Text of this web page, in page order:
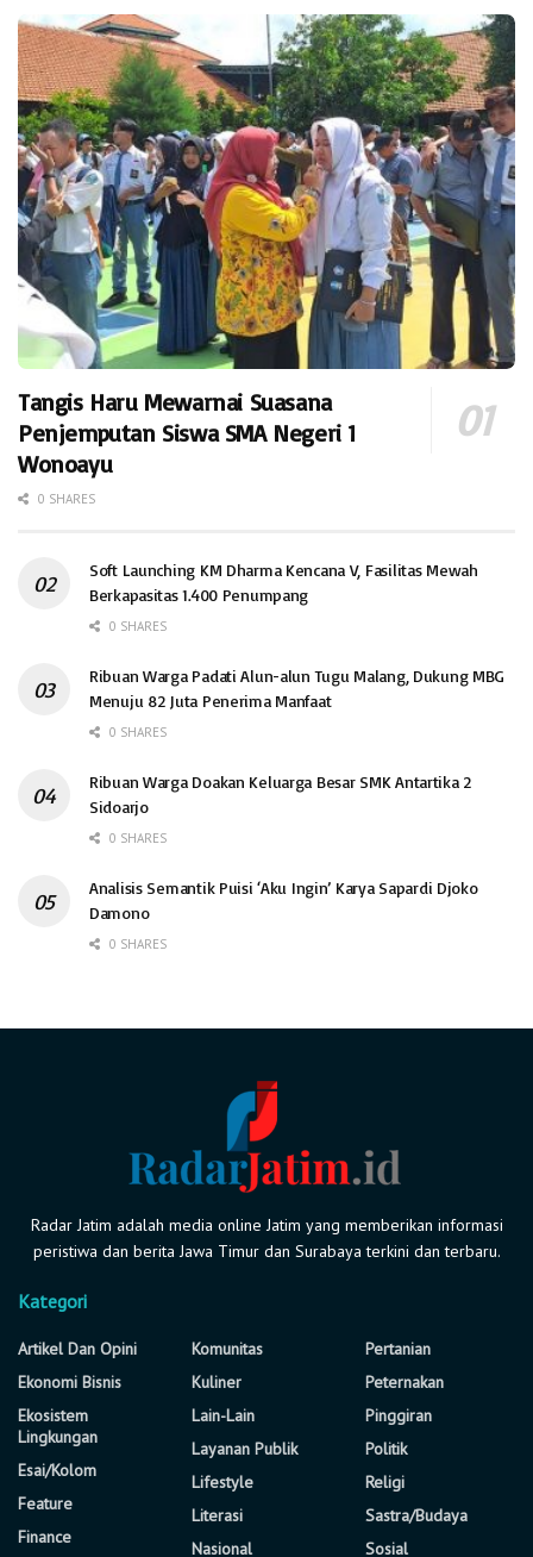
Tangis Haru Mewarnai Suasana
Penjemputan Siswa SMA Negeri 1
Wonoayu
0 SHARES
Soft Launching KM Dharma Kencana V, Fasilitas Mewah
Berkapasitas 1.400 Penumpang
0 SHARES
Ribuan Warga Padati Alun-alun Tugu Malang, Dukung MBG
Menuju 82 Juta Penerima Manfaat
0 SHARES
Ribuan Warga Doakan Keluarga Besar SMK Antartika 2
Sidoarjo
0 SHARES
Analisis Semantik Puisi ‘Aku Ingin’ Karya Sapardi Djoko
Damono
0 SHARES
Radar Jatim adalah media online Jatim yang memberikan informasi
peristiwa dan berita Jawa Timur dan Surabaya terkini dan terbaru.
Kategori
Artikel Dan Opini
Ekonomi Bisnis
Ekosistem
Lingkungan
Esai/Kolom
Feature
Finance
Komunitas
Kuliner
Lain-Lain
Layanan Publik
Lifestyle
Literasi
Nasional
Pertanian
Peternakan
Pinggiran
Politik
Religi
Sastra/Budaya
Sosial